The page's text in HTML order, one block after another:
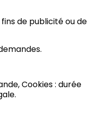
de publicité ou de
Cookies : durée